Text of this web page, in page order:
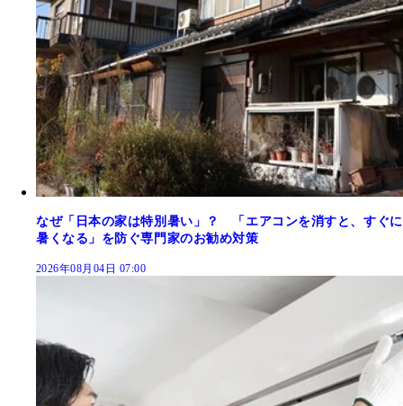
なぜ「日本の家は特別暑い」？ 「エアコンを消すと、すぐに
暑くなる」を防ぐ専門家のお勧め対策
2026年08月04日 07:00